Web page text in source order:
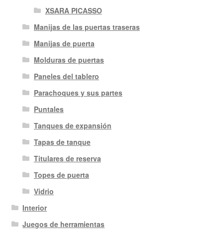
XSARA PICASSO
Manijas de las puertas traseras
Manijas de puerta
Molduras de puertas
Paneles del tablero
Parachoques y sus partes
Puntales
Tanques de expansión
Tapas de tanque
Titulares de reserva
Topes de puerta
Vidrio
Interior
Juegos de herramientas